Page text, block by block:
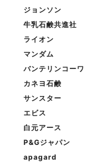
ジョンソン
牛乳石鹸共進社
ライオン
マンダム
バンテリンコーワ
カネヨ石鹸
サンスター
エビス
白元アース
P&Gジャパン
apagard